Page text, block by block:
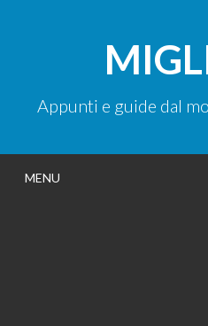
Appunti e guide dal
MENU